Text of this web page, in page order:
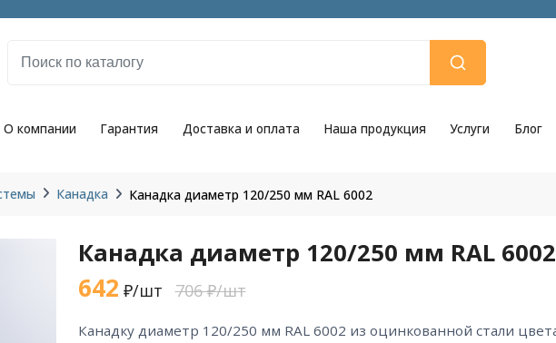
О компании Гарантия Доставка и оплата Наша продукция Услуги Блог
Канадка Канадка диаметр 120/250 мм RAL 6002
Канадка диаметр 120/250 мм RAL 6002
642 ₽/шт 706 ₽/шт
канадку диаметр 120/250 мм RAL 6002 из оцинкованной стали цвета RAL